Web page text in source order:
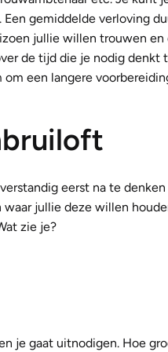
gemiddelde verloving
jullie willen trouwen en
de tijd die je nodig denkt
een langere
eerst na te
jullie deze willen
zie je?
je gaat uitnodigen. Hoe